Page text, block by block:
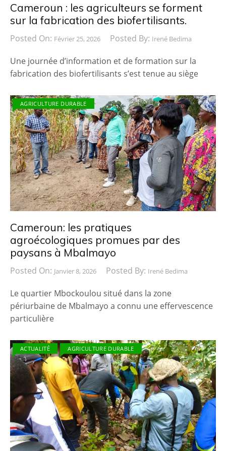
Cameroun : les agriculteurs se forment
sur la fabrication des biofertilisants.
Posted On: Février 25, 2026 Posted By: Irené Bedima
Une journée d’information et de formation sur la
fabrication des biofertilisants s’est tenue au siège
AGRICULTURE DURABLE
Cameroun: les pratiques
agroécologiques promues par des
paysans à Mbalmayo
Posted On: Janvier 8, 2026 Posted By: Irené Bedima
Le quartier Mbockoulou situé dans la zone
périurbaine de Mbalmayo a connu une effervescence
particulière
ACTUALITÉ AGRICULTURE DURABLE